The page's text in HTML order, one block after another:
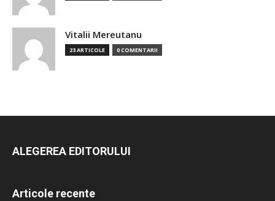
Vitalii Mereutanu
23 ARTICOLE 0 COMENTARII
ALEGEREA EDITORULUI
Articole recente